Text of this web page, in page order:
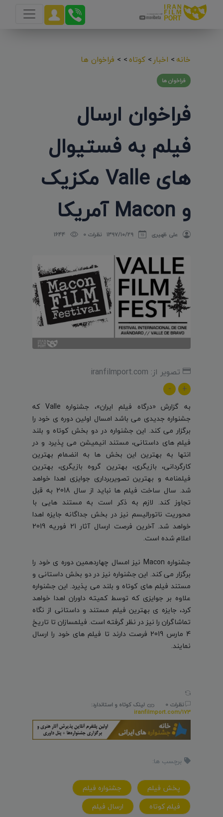
خانه> اخبار> کوتاه>
> فراخوان ها
فراخوان ها
فراخوان ارسال
فیلم به فستیوال
های Valle مکزیک
و Macon آمریکا
علی ظهیری ۱۳۹۷/۱۰/۲۹ نظرات 0 1644
تصویر از: iranfilmport.com
+
-
به گزارش «درگاه فیلم ایران»، جشنواره Valle که
جشنواره جدیدی می باشد امسال اولین دوره ی خود را
برگزار می کند. این جشنواره در دو بخش کوتاه و بلند
فیلم های داستانی، مستند انیمیشن می پذیرد و در
انتها به بهترین این بخش ها به انضمام بهترین
کارگردانی، بازیگری، بهترین گروه بازیگری، بهترین
فیلمنامه و بهترین تصویربرداری جوایزی اهدا خواهد
شد. سال ساخت فیلم ها نباید از سال 2018 به قبل
تجاوز کند. لازم به ذکر است به مستند هایی با
محوریت ناتورالیسم نیز در بخش جداگانه جایزه اهدا
خواهد شد. آخرین فرصت ارسال آثار 21 فوریه 2019
اعلام شده است.
جشنواره Macon نیز امسال چهاردهمین دوره ی خود را
برگزار می کند. این جشنواره نیز در دو بخش داستانی و
مستند فیلم های کوتاه و بلند می پذیرد. این جشنواره
علاوه بر جوایزی که توسط کمیته داوران اهدا خواهد
کرد، جایزه ی بهترین فیلم مستند و داستانی از نگاه
تماشاگران را نیز در نظر گرفته است. فیلمسازان تا تاریخ
4 مارس 2019 فرصت دارند تا فیلم های خود را ارسال
نمایند.
نظرات 0
لینک کوتاه و استاندارد:
iranfilmport.com/173
برچسب ها:
پخش فيلم
جشنواره فيلم
فيلم کوتاه
ارسال فيلم